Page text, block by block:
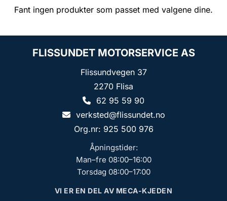
Fant ingen produkter som passet med valgene dine.
FLISSUNDET MOTORSERVICE AS
Flissundvegen 37
2270 Flisa
62 95 59 90
verksted@flissundet.no
Org.nr: 925 500 976
Åpningstider:
Man–fre 08:00–16:00
Torsdag 08:00–17:00
VI ER EN DEL AV MECA-KJEDEN